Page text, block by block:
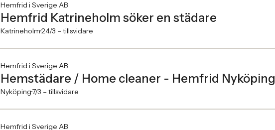
Hemfrid i Sverige AB
Hemfrid Katrineholm söker en städare
Katrineholm24/3 – tillsvidare
Hemfrid i Sverige AB
Hemstädare / Home cleaner - Hemfrid Nyköping
Nyköping7/3 – tillsvidare
Hemfrid i Sverige AB